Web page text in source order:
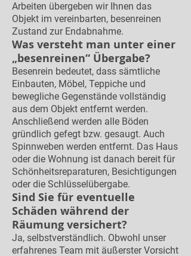
Arbeiten übergeben wir Ihnen das
Objekt im vereinbarten, besenreinen
Zustand zur Endabnahme.
Was versteht man unter einer
„besenreinen“ Übergabe?
Besenrein bedeutet, dass sämtliche
Einbauten, Möbel, Teppiche und
bewegliche Gegenstände vollständig
aus dem Objekt entfernt werden.
Anschließend werden alle Böden
gründlich gefegt bzw. gesaugt. Auch
Spinnweben werden entfernt. Das Haus
oder die Wohnung ist danach bereit für
Schönheitsreparaturen, Besichtigungen
oder die Schlüsselübergabe.
Sind Sie für eventuelle
Schäden während der
Räumung versichert?
Ja, selbstverständlich. Obwohl unser
erfahrenes Team mit äußerster Vorsicht